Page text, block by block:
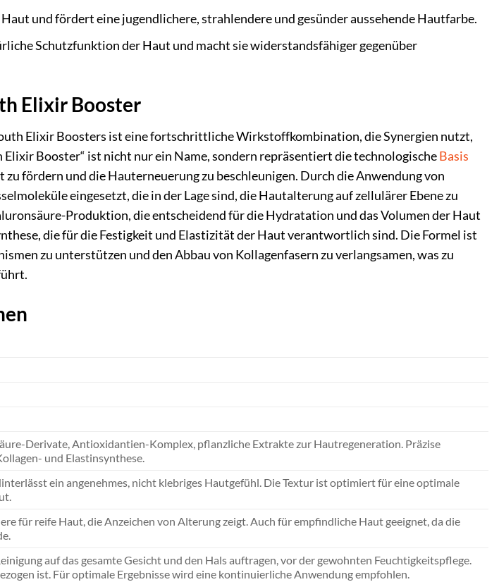
und fördert eine jugendlichere, strahlendere und gesünder aussehende Hautfarbe.
Schutzfunktion der Haut und macht sie widerstandsfähiger gegenüber
Elixir Booster
Elixir Boosters ist eine fortschrittliche Wirkstoffkombination, die Synergien nutzt,
Elixir Booster“ ist nicht nur ein Name, sondern repräsentiert die technologischeBasis
fördern und die Hauterneuerung zu beschleunigen. Durch die Anwendung von
eingesetzt, die in der Lage sind, die Hautalterung auf zellulärer Ebene zu
Produktion, die entscheidend für die Hydratation und das Volumen der Haut
die für die Festigkeit und Elastizität der Haut verantwortlich sind. Die Formel ist
zu unterstützen und den Abbau von Kollagenfasern zu verlangsamen, was zu
Derivate, Antioxidantien-Komplex, pflanzliche Extrakte zur Hautregeneration. Präzise
und Elastinsynthese.
ein angenehmes, nicht klebriges Hautgefühl. Die Textur ist optimiert für eine optimale
für reife Haut, die Anzeichen von Alterung zeigt. Auch für empfindliche Haut geeignet, da die
auf das gesamte Gesicht und den Hals auftragen, vor der gewohnten Feuchtigkeitspflege.
ist. Für optimale Ergebnisse wird eine kontinuierliche Anwendung empfohlen.